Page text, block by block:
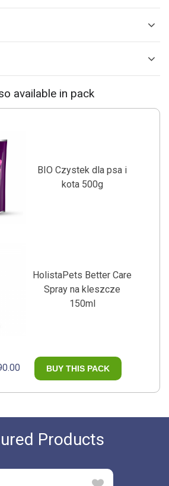
available in pack
BUY THIS PACK
BIO Czystek dla psa i
kota 500g
HolistaPets Better Care
Spray na kleszcze
150ml
Products